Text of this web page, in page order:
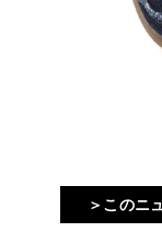
＞このニ